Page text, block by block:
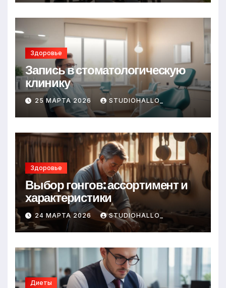
Здоровье
Запись в стоматологическую
клинику
25 МАРТА 2026 STUDIOHALLO_
Здоровье
Выбор гонгов: ассортимент и
характеристики
24 МАРТА 2026 STUDIOHALLO_
Диеты